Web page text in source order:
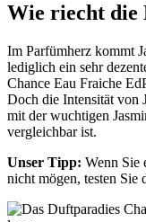
Wie riecht die
Im Parfümherz kommt
lediglich ein sehr
Chance Eau Fraiche
Doch die Intensität von
mit der wuchtigen
vergleichbar ist.
Unser Tipp: Wenn Sie
nicht mögen, testen Sie